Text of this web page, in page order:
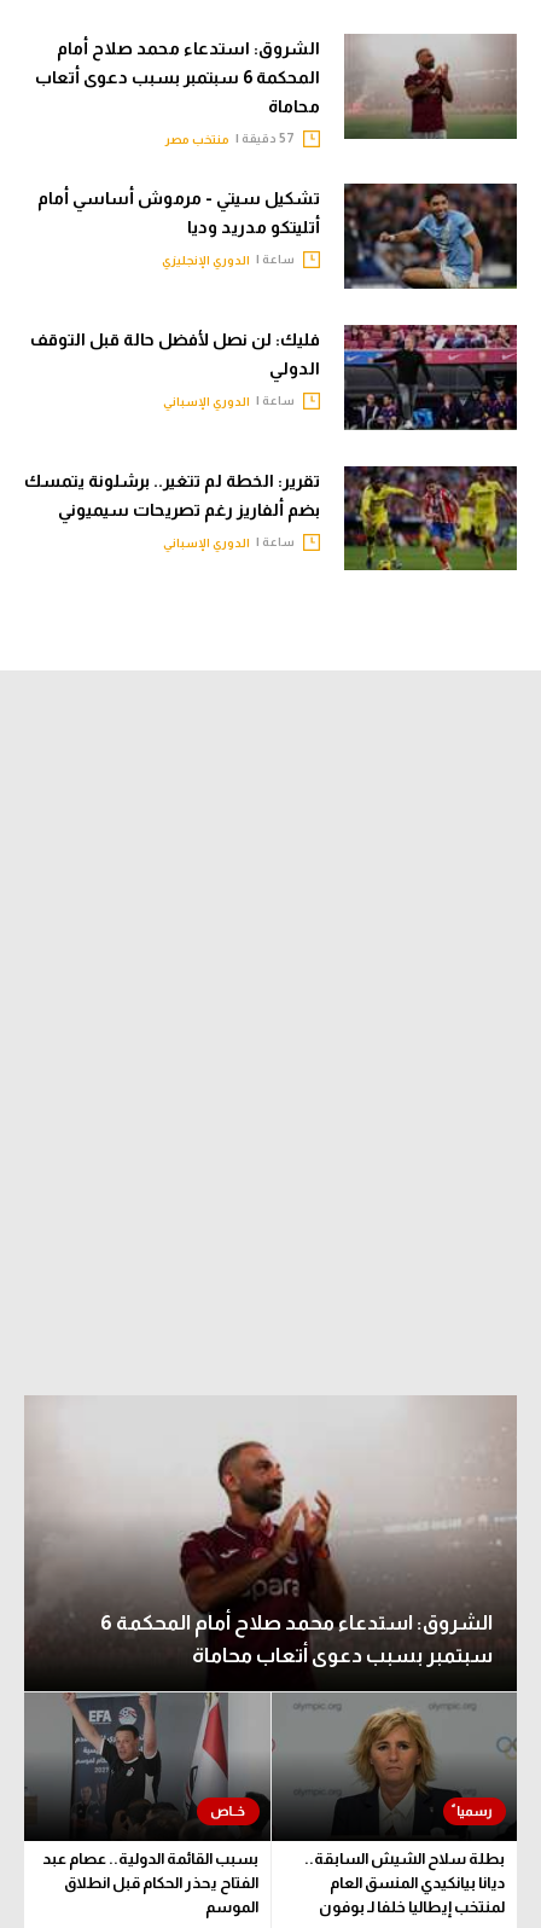
الشروق: استدعاء محمد صلاح أمام
المحكمة 6 سبتمبر بسبب دعوى أتعاب
محاماة
منتخب مصر
تشكيل سيتي - مرموش أساسي أمام
أتليتكو مدريد وديا
ساعة | الدوري الإنجليزي
فليك: لن نصل لأفضل حالة قبل التوقف
الدولي
ساعة | الدوري الإسباني
تقرير: الخطة لم تتغير.. برشلونة يتمسك
بضم ألفاريز رغم تصريحات سيميوني
ساعة | الدوري الإسباني
الشروق: استدعاء محمد صلاح أمام المحكمة 6
سبتمبر بسبب دعوى أتعاب محاماة
بطلة سلاح الشيش السابقة..
ديانا بيانكيدي المنسق العام
لمنتخب إيطاليا خلفا لـ بوفون
بسبب القائمة الدولية.. عصام عبد
الفتاح يحذر الحكام قبل انطلاق
الموسم